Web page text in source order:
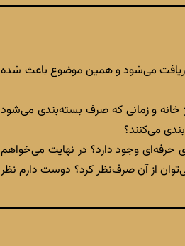
دریافت می‌شود و همین موضوع باعث شده
خانه و زمانی که صرف بسته‌بندی می‌شود
می‌کنند؟
حرفه‌ای وجود دارد؟ در نهایت می‌خواهم
از آن صرف‌نظر کرد؟ دوست دارم نظر